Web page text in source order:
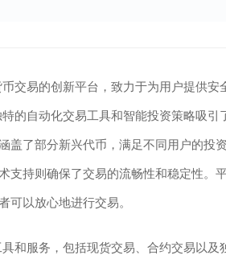
交易的创新平台，致力于为用户提供
的自动化交易工具和智能投资策略吸引
盖了部分新兴代币，满足不同用户的投
支持则确保了交易的流畅性和稳定性。
可以放心地进行交易。
和服务，包括现货交易、合约交易以